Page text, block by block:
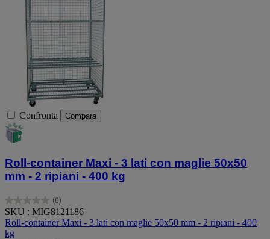
Confronta Compara
Roll-container Maxi - 3 lati con maglie 50x50
mm - 2 ripiani - 400 kg
(0)
0.0
su
5
SKU : MIG8121186
Roll-container Maxi - 3 lati con maglie 50x50 mm - 2 ripiani - 400
kg